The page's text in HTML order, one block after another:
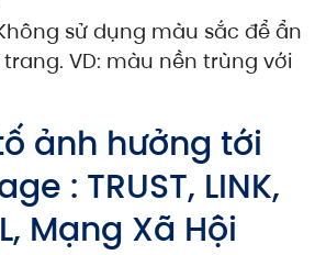
Không sử dụng màu sắc để ẩn
VD: màu nền trùng với
ảnh hưởng tới
: TRUST, LINK,
Mạng Xã Hội